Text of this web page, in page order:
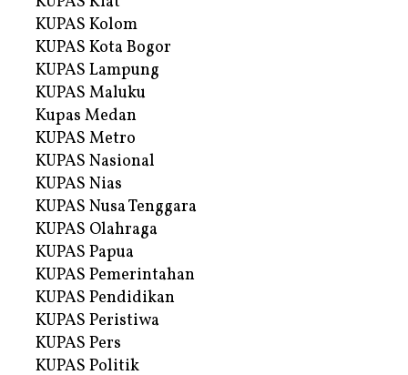
KUPAS Kolom
KUPAS Kota Bogor
KUPAS Lampung
KUPAS Maluku
Kupas Medan
KUPAS Metro
KUPAS Nasional
KUPAS Nias
KUPAS Nusa Tenggara
KUPAS Olahraga
KUPAS Papua
KUPAS Pemerintahan
KUPAS Pendidikan
KUPAS Peristiwa
KUPAS Pers
KUPAS Politik